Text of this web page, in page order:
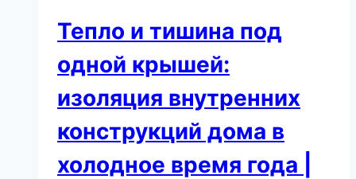
Тепло и тишина под
одной крышей:
изоляция внутренних
конструкций дома в
холодное время года |